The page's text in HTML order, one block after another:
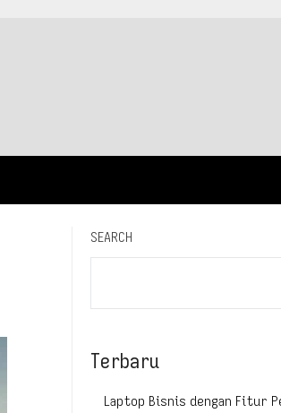
SEARCH
Terbaru
Laptop Bisnis dengan Fitur